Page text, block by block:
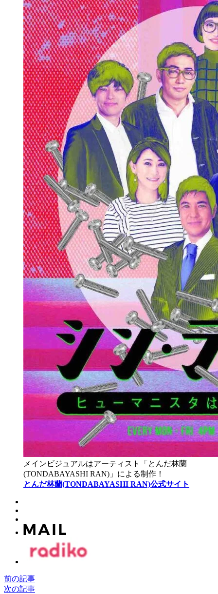
メインビジュアルはアーティスト「とんだ林蘭
(TONDABAYASHI RAN)」による制作！
とんだ林蘭(TONDABAYASHI RAN)公式サイト
前の記事
次の記事